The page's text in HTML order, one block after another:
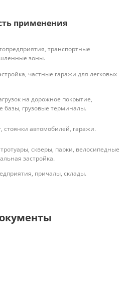
применения
транспортные
зоны.
частные гаражи для легковых
на дорожное покрытие,
базы, грузовые терминалы.
стоянки автомобилей, гаражи.
скверы, парки, велосипедные
застройка.
причалы, склады.